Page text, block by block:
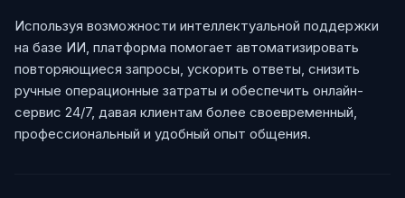
Используя возможности интеллектуальной поддержки
на базе ИИ, платформа помогает автоматизировать
повторяющиеся запросы, ускорить ответы, снизить
ручные операционные затраты и обеспечить онлайн-
сервис 24/7, давая клиентам более своевременный,
профессиональный и удобный опыт общения.